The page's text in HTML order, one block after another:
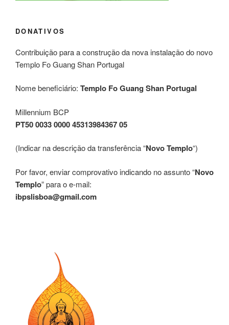
DONATIVOS
Contribuição para a construção da nova instalação do novo
Templo Fo Guang Shan Portugal
Nome beneficiário: Templo Fo Guang Shan Portugal
Millennium BCP
PT50 0033 0000 45313984367 05
(Indicar na descrição da transferência “Novo Templo“)
Por favor, enviar comprovativo indicando no assunto “Novo
Templo” para o e-mail:
ibpslisboa@gmail.com